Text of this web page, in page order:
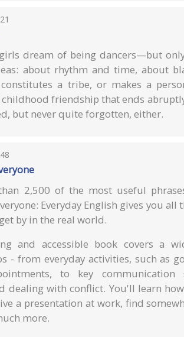
dream of being dancers—but
about rhythm and time, about
a tribe, or makes a
friendship that ends
but never quite forgotten, either.
2,500 of the most useful
Everyday English gives you
by in the real world.
and accessible book covers a
- from everyday activities, such as
to key
dealing with conflict. You'll learn
a presentation at work, find
more.